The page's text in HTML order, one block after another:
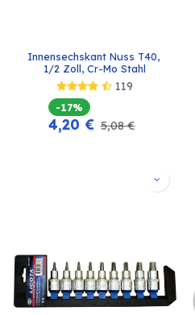
Innensechskant Nuss T40,
1/2 Zoll, Cr-Mo Stahl
119
-17%
4,20 € 5,08€